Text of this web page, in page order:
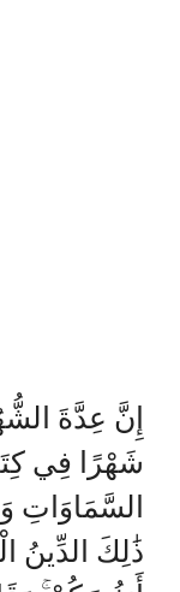
إِنَّ عِدَّةَ
شَهْرًا فِي
السَّمَاوَاتِ
ذَٰلِكَ الدِّينُ